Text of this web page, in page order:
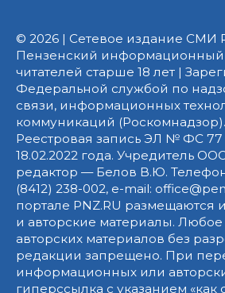
© 2026 | Сетевое издание СМИ
Пензенский информационный
читателей старше 18 лет |
Федеральной службой по
связи, информационных
коммуникаций (Роскомнадзор).
Реестровая запись ЭЛ № ФС 77
18.02.2022 года. Учредитель
редактор — Белов В.Ю.
(8412) 238-002, e-mail:
портале PNZ.RU
и авторские материалы.
авторских материалов без
редакции запрещено. При
информационных или
гиперссылка с указанием «как